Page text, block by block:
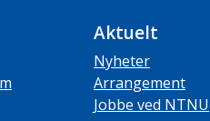
Aktuelt
Nyheter
Arrangement
Jobbe ved NTNU